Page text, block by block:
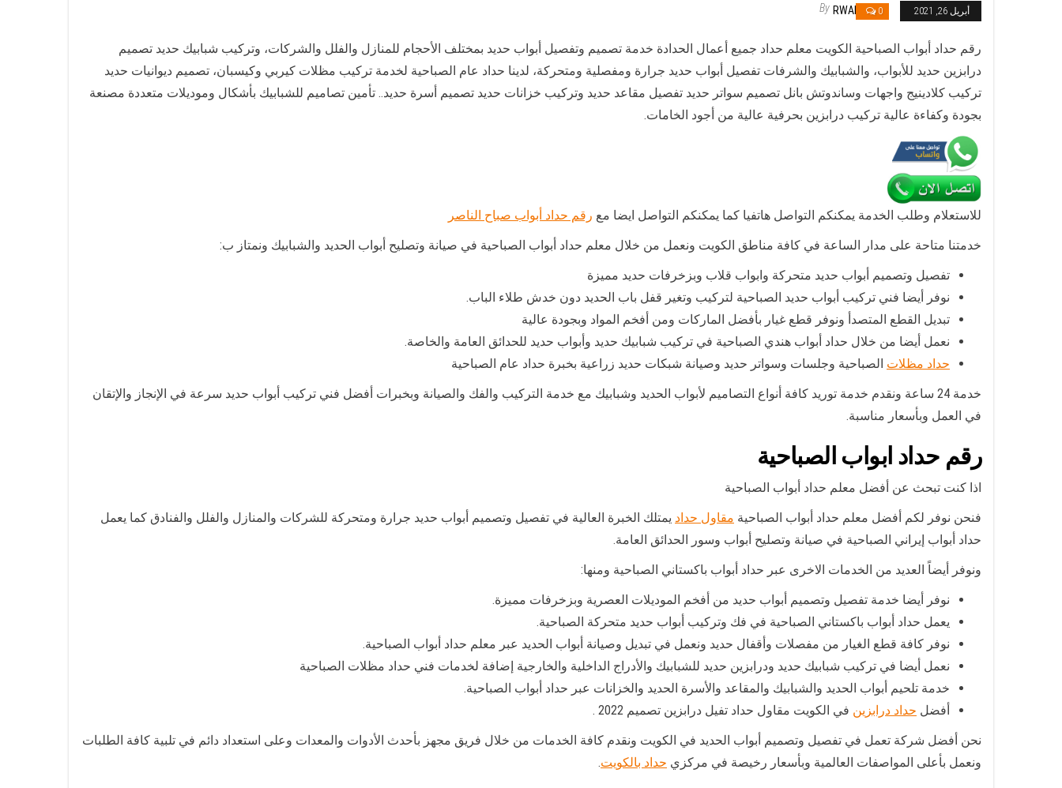
أبريل 26, 2021 0
By RWAN
رقم حداد أبواب الصباحية الكويت معلم حداد جميع أعمال الحدادة خدمة تصميم وتفصيل أبواب حديد بمختلف الأحجام للمنازل والفلل والشركات، وتركيب شبابيك حديد تصميم
درابزين حديد للأبواب، والشبابيك والشرفات تفصيل أبواب حديد جرارة ومفصلية ومتحركة، لدينا حداد عام الصباحية لخدمة تركيب مظلات كيربي وكيسبان، تصميم ديوانيات حديد
تركيب كلادينيج واجهات وساندوتش بانل تصميم سواتر حديد تفصيل مقاعد حديد وتركيب خزانات حديد تصميم أسرة حديد.. تأمين تصاميم للشبابيك بأشكال وموديلات متعددة مصنعة
بجودة وكفاءة عالية تركيب درابزين بحرفية عالية من أجود الخامات.
للاستعلام وطلب الخدمة يمكنكم التواصل هاتفيا كما يمكنكم التواصل ايضا مع رقم حداد أبواب صباح الناصر
خدمتنا متاحة على مدار الساعة في كافة مناطق الكويت ونعمل من خلال معلم حداد أبواب الصباحية في صيانة وتصليح أبواب الحديد والشبابيك ونمتاز ب:
تفصيل وتصميم أبواب حديد متحركة وابواب قلاب وبزخرفات حديد مميزة
نوفر أيضا فني تركيب أبواب حديد الصباحية لتركيب وتغير قفل باب الحديد دون خدش طلاء الباب.
تبديل القطع المتصدأ ونوفر قطع غيار بأفضل الماركات ومن أفخم المواد وبجودة عالية
نعمل أيضا من خلال حداد أبواب هندي الصباحية في تركيب شبابيك حديد وأبواب حديد للحدائق العامة والخاصة.
حداد مظلات الصباحية وجلسات وسواتر حديد وصيانة شبكات حديد زراعية بخبرة حداد عام الصباحية
خدمة 24 ساعة ونقدم خدمة توريد كافة أنواع التصاميم لأبواب الحديد وشبابيك مع خدمة التركيب والفك والصيانة وبخبرات أفضل فني تركيب أبواب حديد سرعة في الإنجاز والإتقان
في العمل وبأسعار مناسبة.
رقم حداد ابواب الصباحية
اذا كنت تبحث عن أفضل معلم حداد أبواب الصباحية
فنحن نوفر لكم أفضل معلم حداد أبواب الصباحية مقاول حداد يمتلك الخبرة العالية في تفصيل وتصميم أبواب حديد جرارة ومتحركة للشركات والمنازل والفلل والفنادق كما يعمل
حداد أبواب إيراني الصباحية في صيانة وتصليح أبواب وسور الحدائق العامة.
ونوفر أيضاً العديد من الخدمات الاخرى عبر حداد أبواب باكستاني الصباحية ومنها:
نوفر أيضا خدمة تفصيل وتصميم أبواب حديد من أفخم الموديلات العصرية وبزخرفات مميزة.
يعمل حداد أبواب باكستاني الصباحية في فك وتركيب أبواب حديد متحركة الصباحية.
نوفر كافة قطع الغيار من مفصلات وأقفال حديد ونعمل في تبديل وصيانة أبواب الحديد عبر معلم حداد أبواب الصباحية.
نعمل أيضا في تركيب شبابيك حديد ودرابزين حديد للشبابيك والأدراج الداخلية والخارجية إضافة لخدمات فني حداد مظلات الصباحية
خدمة تلحيم أبواب الحديد والشبابيك والمقاعد والأسرة الحديد والخزانات عبر حداد أبواب الصباحية.
أفضل حداد درابزين في الكويت مقاول حداد تفيل درابزين تصميم 2022 .
نحن أفضل شركة تعمل في تفصيل وتصميم أبواب الحديد في الكويت ونقدم كافة الخدمات من خلال فريق مجهز بأحدث الأدوات والمعدات وعلى استعداد دائم في تلبية كافة الطلبات
ونعمل بأعلى المواصفات العالمية وبأسعار رخيصة في مركزي حداد بالكويت.